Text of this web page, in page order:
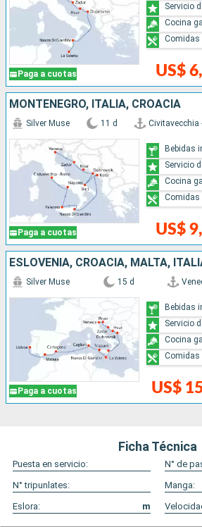
Paga a cuotas US$
Servicio
Cocina
Comidas
MONTENEGRO, ITALIA, CROACIA
Paga a cuotas
Silver Muse 11 d Civitavecchia
US$
Bebidas
Servicio
Cocina
Comidas
Paga a cuotas
Silver Muse 15 d
US$
Bebidas
Servicio
Cocina
Comidas
Ficha Técnica
Puesta en servicio:
N° de
N° tripunlates:
Manga:
Eslora:
m